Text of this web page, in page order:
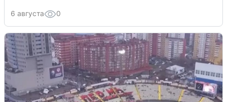
6 августа 0